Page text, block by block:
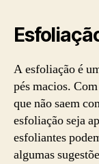
A esfoliação é
pés macios.
que não saem
esfoliação seja
esfoliantes
algumas